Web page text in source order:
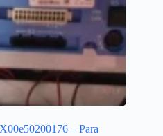
– Para